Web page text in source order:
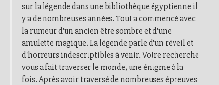
sur la légende dans une bibliothèque égyptienne il
y a de nombreuses années. Tout a commencé avec
la rumeur d'un ancien être sombre et d'une
amulette magique. La légende parle d'un réveil et
d'horreurs indescriptibles à venir. Votre recherche
vous a fait traverser le monde, une énigme à la
fois. Après avoir traversé de nombreuses épreuves